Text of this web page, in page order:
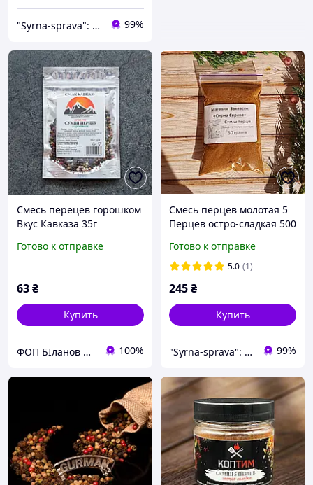
"Syrna-sprava": магазин для настоящих сыроваров! 99%
Смесь перецев горошком
Вкус Кавказа 35г
Готово к отправке
63₴
Купить
ФОП БІланов Костянтин Миколайович 100%
Смесь перцев молотая 5
Перцев остро-сладкая 500
Универсальные специи
для кулинарии
Готово к отправке
5.0 (1)
245₴
Купить
"Syrna-sprava": магазин для настоящих сыроваров! 99%